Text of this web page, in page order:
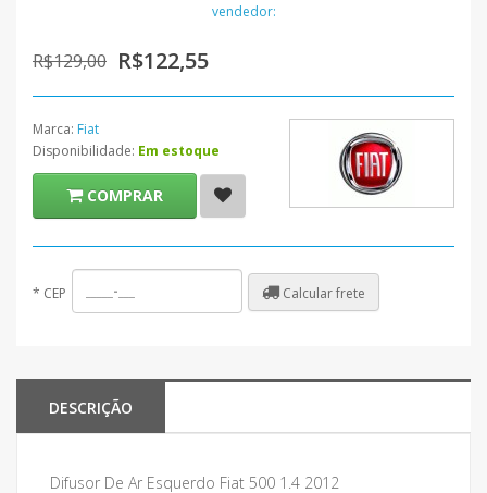
vendedor:
R$129,00 R$122,55
Marca: Fiat
Disponibilidade: Em estoque
COMPRAR
* CEP Calcular frete
DESCRIÇÃO
Difusor De Ar Esquerdo Fiat 500 1.4 2012